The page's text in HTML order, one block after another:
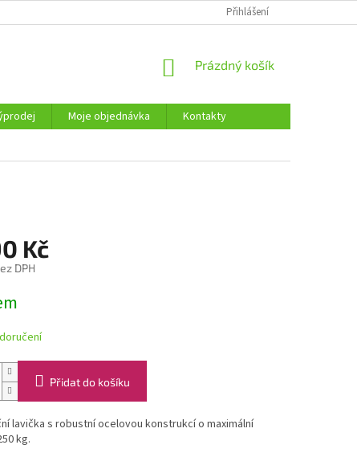
Přihlášení
NÁKUPNÍ
Prázdný košík
Moje objednávka
Kontakty
Kč
DPH
Přidat do košíku
lavička s robustní ocelovou konstrukcí o maximální
kg.